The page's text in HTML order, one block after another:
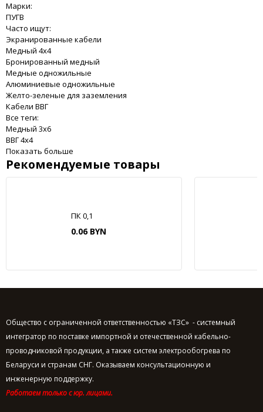
Марки:
ПУГВ
Часто ищут:
Экранированные кабели
Медный 4x4
Бронированный медный
Медные одножильные
Алюминиевые одножильные
Желто-зеленые для заземления
Кабели ВВГ
Все теги:
Медный 3x6
ВВГ 4x4
Показать больше
Рекомендуемые товары
ПК 0,1
0.06 BYN
Общество с ограниченной ответственностью «ТЗС» - системный
интегратор по поставке импортной и отечественной кабельно-
проводниковой продукции, а также систем электрообогрева по
Беларуси и странам СНГ. Оказываем консультационную и
инженерную поддержку.
Работаем только с юр. лицами.